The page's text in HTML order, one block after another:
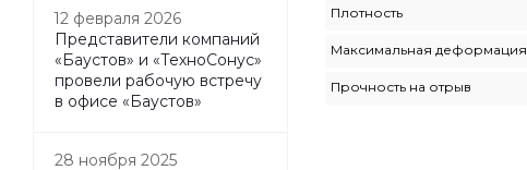
Плотность
Максимальная деформация
Прочность на отрыв
12 февраля 2026
Представители компаний
«Баустов» и «ТехноСонус»
провели рабочую встречу
в офисе «Баустов»
28 ноября 2025